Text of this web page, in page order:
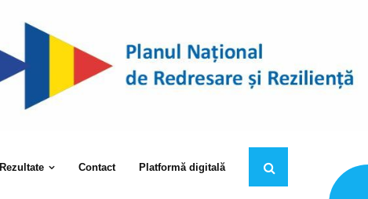
Rezultate Contact Platformă digitală